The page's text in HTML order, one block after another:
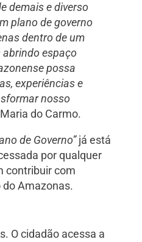
demais e diverso
plano de governo
dentro de um
espaço
possa
experiências e
nosso
do Carmo.
de Governo”já está
por qualquer
contribuir com
Amazonas.
O cidadão acessa a